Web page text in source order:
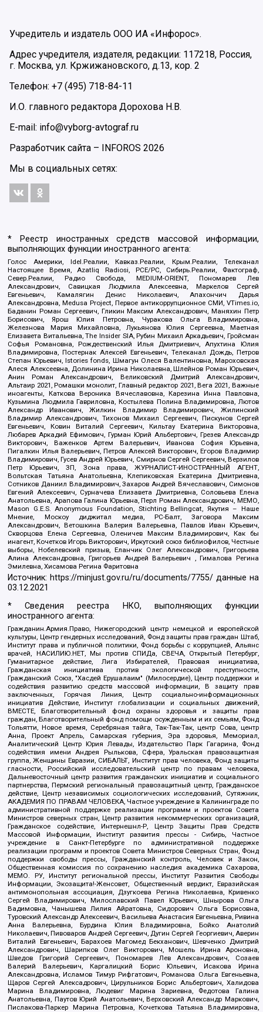
Учредитель и издатель ООО ИА «Инфорос».
Адрес учредителя, издателя, редакции: 117218, Россия,
г. Москва, ул. Кржижановского, д.13, кор. 2
Телефон: +7 (495) 718-84-11
И.О. главного редактора Дорохова Н.В.
E-mail: info@vyborg-avtograf.ru
Разработчик сайта –
INFOROS 2026
Мы в социальных сетях:
* Реестр иностранных средств массовой информации,
выполняющих функции иностранного агента:
Голос Америки, Idel.Реалии, Кавказ.Реалии, Крым.Реалии, Телеканал
Настоящее Время, Azatliq Radiosi, PCE/PC, Сибирь.Реалии, Фактограф,
Север.Реалии, Радио Свобода, MEDIUM-ORIENT, Пономарев Лев
Александрович, Савицкая Людмила Алексеевна, Маркелов Сергей
Евгеньевич, Камалягин Денис Николаевич, Апахончич Дарья
Александровна, Medusa Project, Первое антикоррупционное СМИ, VTimes.io,
Баданин Роман Сергеевич, Гликин Максим Александрович, Маняхин Петр
Борисович, Ярош Юлия Петровна, Чуракова Ольга Владимировна,
Железнова Мария Михайловна, Лукьянова Юлия Сергеевна, Маетная
Елизавета Витальевна, The Insider SIA, Рубин Михаил Аркадьевич, Гройсман
Софья Романовна, Рождественский Илья Дмитриевич, Апухтина Юлия
Владимировна, Постернак Алексей Евгеньевич, Телеканал Дождь, Петров
Степан Юрьевич, Istories fonds, Шмагун Олеся Валентиновна, Мароховская
Алеся Алексеевна, Долинина Ирина Николаевна, Шлейнов Роман Юрьевич,
Анин Роман Александрович, Великовский Дмитрий Александрович,
Альтаир 2021, Ромашки монолит, Главный редактор 2021, Вега 2021, Важные
иноагенты, Каткова Вероника Вячеславовна, Карезина Инна Павловна,
Кузьмина Людмила Гавриловна, Костылева Полина Владимировна, Лютов
Александр Иванович, Жилкин Владимир Владимирович, Жилинский
Владимир Александрович, Тихонов Михаил Сергеевич, Пискунов Сергей
Евгеньевич, Ковин Виталий Сергеевич, Кильтау Екатерина Викторовна,
Любарев Аркадий Ефимович, Гурман Юрий Альбертович, Грезев Александр
Викторович, Важенков Артем Валерьевич, Иванова София Юрьевна,
Пигалкин Илья Валерьевич, Петров Алексей Викторович, Егоров Владимир
Владимирович, Гусев Андрей Юрьевич, Смирнов Сергей Сергеевич, Верзилов
Петр Юрьевич, ЗП, Зона права, ЖУРНАЛИСТ-ИНОСТРАННЫЙ АГЕНТ,
Вольтская Татьяна Анатольевна, Клепиковская Екатерина Дмитриевна,
Сотников Даниил Владимирович, Захаров Андрей Вячеславович, Симонов
Евгений Алексеевич, Сурначева Елизавета Дмитриевна, Соловьева Елена
Анатольевна, Арапова Галина Юрьевна, Перл Роман Александрович, МЕМО,
Mason G.E.S. Anonymous Foundation, Stichting Bellingcat, Якутия – Наше
Мнение, Москоу диджитал медиа, РС-Балт, Заговора Максим
Александрович, Ветошкина Валерия Валерьевна, Павлов Иван Юрьевич,
Скворцова Елена Сергеевна, Оленичев Максим Владимирович, Как бы
инагент, Кочетков Игорь Викторович, Иркутский союз библиофилов, Честные
выборы, Нобелевский призыв, Еланчик Олег Александрович, Григорьева
Алина Александровна, Григорьев Андрей Валерьевич , Гималова Регина
Эмилевна, Хисамова Регина Фаритовна
Источник: https://minjust.gov.ru/ru/documents/7755/ данные на
03.12.2021
* Сведения реестра НКО, выполняющих функции
иностранного агента:
Гражданин.Армия.Право, Нижегородский центр немецкой и европейской
культуры, Центр гендерных исследований, Фонд защиты прав граждан Штаб,
Институт права и публичной политики, Фонд борьбы с коррупцией, Альянс
врачей, НАСИЛИЮ.НЕТ, Мы против СПИДа, СВЕЧА, Открытый Петербург,
Гуманитарное действие, Лига Избирателей, Правовая инициатива,
Гражданская инициатива против экологической преступности,
Гражданский Союз, "Хасдей Ерушалаим" (Милосердие), Центр поддержки и
содействия развитию средств массовой информации, В защиту прав
заключенных, Горячая Линия, Центр социально-информационных
инициатив Действие, Институт глобализации и социальных движений,
ВМЕСТЕ, Благотворительный фонд охраны здоровья и защиты прав
граждан, Благотворительный фонд помощи осужденным и их семьям, Фонд
Тольятти, Новое время, Серебряная тайга, Так-Так-Так, центр Сова, центр
Анна, Проект Апрель, Самарская губерния, Эра здоровья, Мемориал,
Аналитический Центр Юрия Левады, Издательство Парк Гагарина, Фонд
содействия имени Андрея Рылькова, Сфера, Уральская правозащитная
группа, Женщины Евразии, СИБАЛЬТ, Институт прав человека, Фонд защиты
гласности, Российский исследовательский центр по правам человека,
Дальневосточный центр развития гражданских инициатив и социального
партнерства, Пермский региональный правозащитный центр, Гражданское
действие, Центр независимых социологических исследований, Сутяжник,
АКАДЕМИЯ ПО ПРАВАМ ЧЕЛОВЕКА, Частное учреждение в Калининграде по
административной поддержке реализации программ и проектов Совета
Министров северных стран, Центр развития некоммерческих организаций,
Гражданское содействие, Интернешнл-Р, Центр Защиты Прав Средств
Массовой Информации, Институт развития прессы - Сибирь, Частное
учреждение в Санкт-Петербурге по административной поддержке
реализации программ и проектов Совета Министров Северных Стран, Фонд
поддержки свободы прессы, Гражданский контроль, Человек и Закон,
Общественная комиссия по сохранению наследия академика Сахарова,
МЕМО. РУ, Институт региональной прессы, Институт Развития Свободы
Информации, Экозащита!-Женсовет, Общественный вердикт, Евразийская
антимонопольная ассоциация, Дзугкоева Регина Николаевна, Кривенко
Сергей Владимирович, Милославский Павел Юрьевич, Шнырова Ольга
Вадимовна, Чанышева Лилия Айратовна, Сидорович Ольга Борисовна,
Туровский Александр Алексеевич, Васильева Анастасия Евгеньевна, Ривина
Анна Валерьевна, Бурдина Юлия Владимировна, Бойко Анатолий
Николаевич, Пивоваров Андрей Сергеевич, Дугин Сергей Георгиевич, Аверин
Виталий Евгеньевич, Барахоев Магомед Бекханович, Шевченко Дмитрий
Александрович, Шарипков Олег Викторович, Мошель Ирина Ароновна,
Шведов Григорий Сергеевич, Пономарев Лев Александрович, Созаев
Валерий Валерьевич, Каргалицкий Борис Юльевич, Исакова Ирина
Александровна, Исламов Тимур Рифгатович, Романова Ольга Евгеньевна,
Щаров Сергей Алексадрович, Цирульников Борис Альбертович, Халидова
Марина Владимировна, Людевиг Марина Зариевна, Федотова Галина
Анатольевна, Паутов Юрий Анатольевич, Верховский Александр Маркович,
Пислакова-Паркер Марина Петровна, Кочеткова Татьяна Владимировна,